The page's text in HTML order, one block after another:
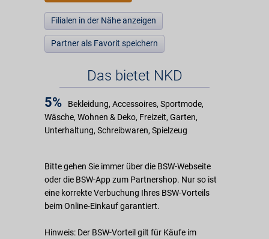
Filialen in der Nähe anzeigen
Partner als Favorit speichern
Das bietet NKD
5%
Bekleidung, Accessoires, Sportmode,
Wäsche, Wohnen & Deko, Freizeit, Garten,
Unterhaltung, Schreibwaren, Spielzeug
Bitte gehen Sie immer über die BSW-Webseite
oder die BSW-App zum Partnershop. Nur so ist
eine korrekte Verbuchung Ihres BSW-Vorteils
beim Online-Einkauf garantiert.
Hinweis: Der BSW-Vorteil gilt für Käufe im